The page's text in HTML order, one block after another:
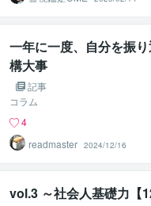
一年に一度、自分を振
構大事
記事
コラム
4
readmaster 2024/12/16
vol.3 ～社会人基礎力【